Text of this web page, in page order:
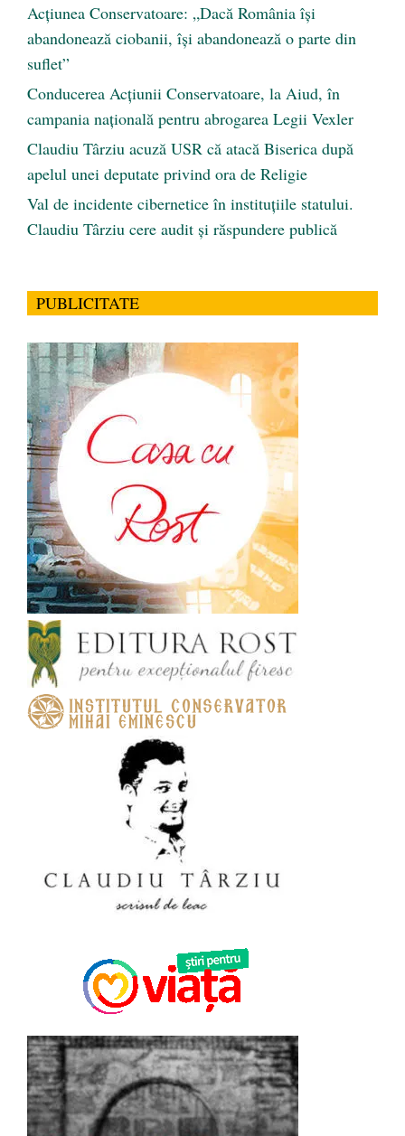
Acțiunea Conservatoare: „Dacă România își
abandonează ciobanii, își abandonează o parte din
suflet”
Conducerea Acțiunii Conservatoare, la Aiud, în
campania națională pentru abrogarea Legii Vexler
Claudiu Târziu acuză USR că atacă Biserica după
apelul unei deputate privind ora de Religie
Val de incidente cibernetice în instituțiile statului.
Claudiu Târziu cere audit și răspundere publică
PUBLICITATE